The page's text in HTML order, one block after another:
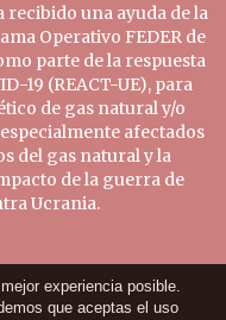
una ayuda de la
Operativo FEDER de
parte de la respuesta
19 (REACT-UE), para
de gas natural y/o
afectados
del gas natural y la
de la guerra de
Ucrania.
experiencia posible.
que aceptas el uso